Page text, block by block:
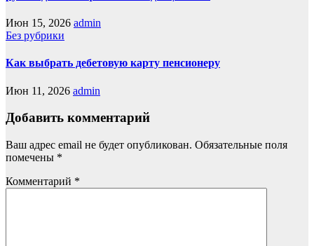
Июн 15, 2026 admin
Без рубрики
Как выбрать дебетовую карту пенсионеру
Июн 11, 2026 admin
Добавить комментарий
Ваш адрес email не будет опубликован. Обязательные поля
помечены *
Комментарий *